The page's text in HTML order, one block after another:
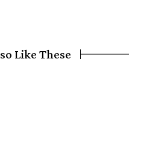
Like These